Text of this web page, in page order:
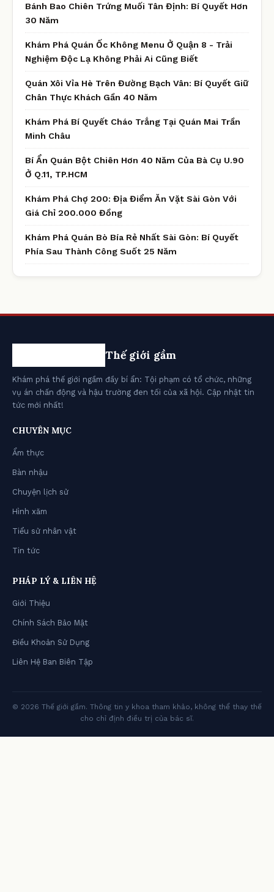
Bánh Bao Chiên Trứng Muối Tân Định: Bí Quyết Hơn
30 Năm
Khám Phá Quán Ốc Không Menu Ở Quận 8 - Trải
Nghiệm Độc Lạ Không Phải Ai Cũng Biết
Quán Xôi Vỉa Hè Trên Đường Bạch Vân: Bí Quyết Giữ
Chân Thực Khách Gần 40 Năm
Khám Phá Bí Quyết Cháo Trắng Tại Quán Mai Trần
Minh Châu
Bí Ẩn Quán Bột Chiên Hơn 40 Năm Của Bà Cụ U.90
Ở Q.11, TP.HCM
Khám Phá Chợ 200: Địa Điểm Ăn Vặt Sài Gòn Với
Giá Chỉ 200.000 Đồng
Khám Phá Quán Bò Bía Rẻ Nhất Sài Gòn: Bí Quyết
Phía Sau Thành Công Suốt 25 Năm
Thế giới gầm
Khám phá thế giới ngầm đầy bí ẩn: Tội phạm có tổ chức, những
vụ án chấn động và hậu trường đen tối của xã hội. Cập nhật tin
tức mới nhất!
CHUYÊN MỤC
Ẩm thực
Bàn nhậu
Chuyện lịch sử
Hình xăm
Tiểu sử nhân vật
Tin tức
PHÁP LÝ & LIÊN HỆ
Giới Thiệu
Chính Sách Bảo Mật
Điều Khoản Sử Dụng
Liên Hệ Ban Biên Tập
© 2026 Thế giới gầm. Thông tin y khoa tham khảo, không thể thay thế
cho chỉ định điều trị của bác sĩ.